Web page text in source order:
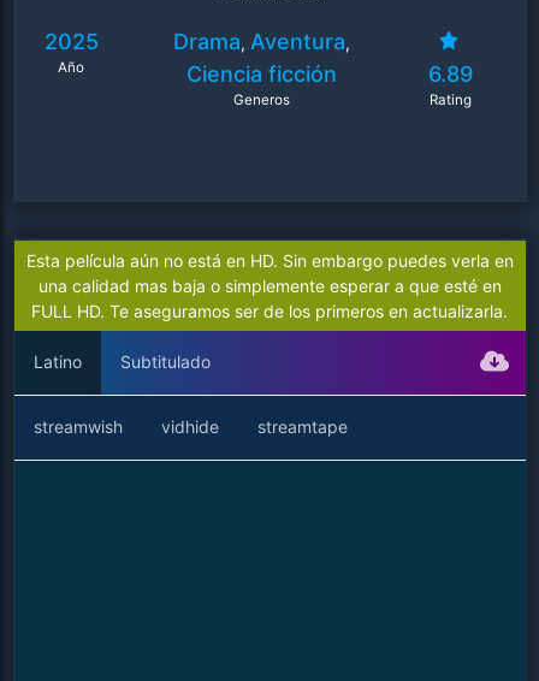
2025
Año
Drama, Aventura,
Ciencia ficción
Generos
6.89
Rating
Esta película aún no está en HD. Sin embargo puedes verla en
una calidad mas baja o simplemente esperar a que esté en
FULL HD. Te aseguramos ser de los primeros en actualizarla.
Latino Subtitulado
streamwish vidhide streamtape